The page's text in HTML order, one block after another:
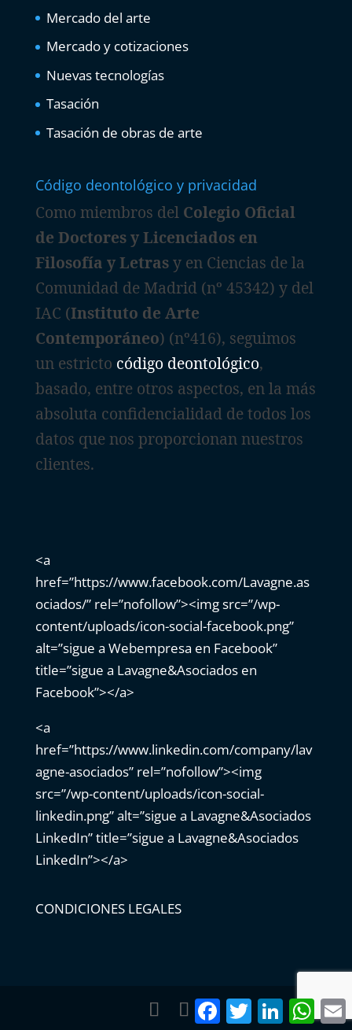
Mercado del arte
Mercado y cotizaciones
Nuevas tecnologías
Tasación
Tasación de obras de arte
Código deontológico y privacidad
Como miembros delColegio Oficial
de Doctores y Licenciados en
Filosofía y Letrasy en Ciencias de la
Comunidad de Madrid (nº 45342) y del
IAC (Instituto de Arte
Contemporáneo) (nº416), seguimos
un estricto código deontológico,
basado, entre otros aspectos, en la más
absoluta confidencialidad de todos los
datos que nos proporcionan nuestros
clientes.
<a
href=”https://www.facebook.com/Lavagne.as
ociados/” rel=”nofollow”><img src=”/wp-
content/uploads/icon-social-facebook.png”
alt=”sigue a Webempresa en Facebook”
title=”sigue a Lavagne&Asociados en
Facebook”></a>
<a
href=”https://www.linkedin.com/company/lav
agne-asociados” rel=”nofollow”><img
src=”/wp-content/uploads/icon-social-
linkedin.png” alt=”sigue a Lavagne&Asociados
LinkedIn” title=”sigue a Lavagne&Asociados
LinkedIn”></a>
CONDICIONES LEGALES
Facebook
TwitterLinkedIn